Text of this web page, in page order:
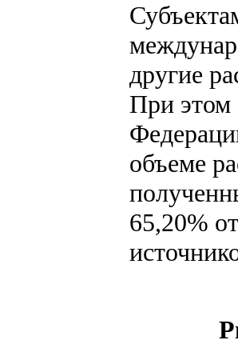
другие
При этом
объеме
65,20%